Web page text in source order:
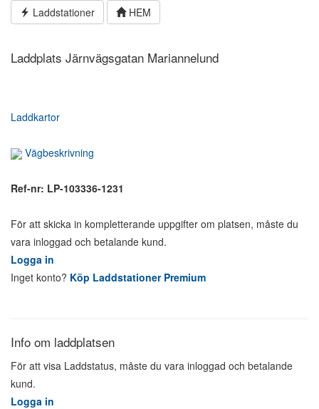
Hoppa Laddstationer HEM
Laddplats Järnvägsgatan Mariannelund
Laddkartor
Vägbeskrivning
Ref-nr: LP-103336-1231
För att skicka in kompletterande uppgifter om platsen, måste du
vara inloggad och betalande kund.
Logga in
Inget konto? Köp Laddstationer Premium
Info om laddplatsen
För att visa Laddstatus, måste du vara inloggad och betalande
kund.
Logga in